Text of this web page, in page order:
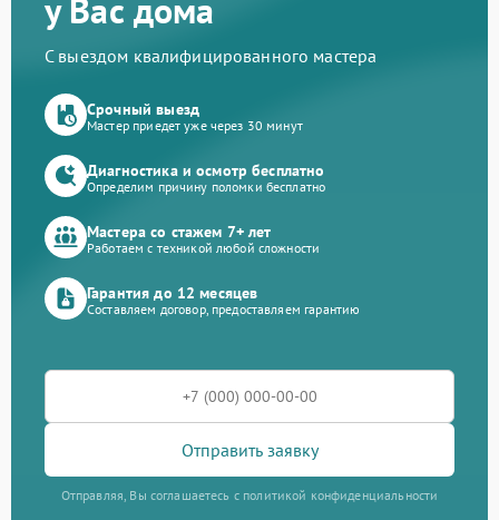
у Вас дома
С выездом квалифицированного мастера
Срочный выезд
Мастер приедет уже через 30 минут
Диагностика и осмотр бесплатно
Определим причину поломки бесплатно
Мастера со стажем 7+ лет
Работаем с техникой любой сложности
Гарантия до 12 месяцев
Составляем договор, предоставляем гарантию
Отправить заявку
Отправляя, Вы соглашаетесь с политикой конфиденциальности